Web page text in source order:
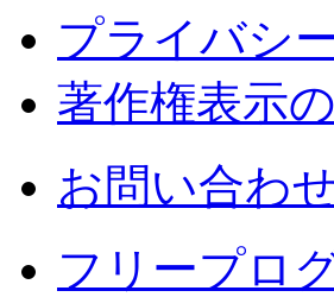
プライバシ
著作権表示
お問い合わ
フリープロ